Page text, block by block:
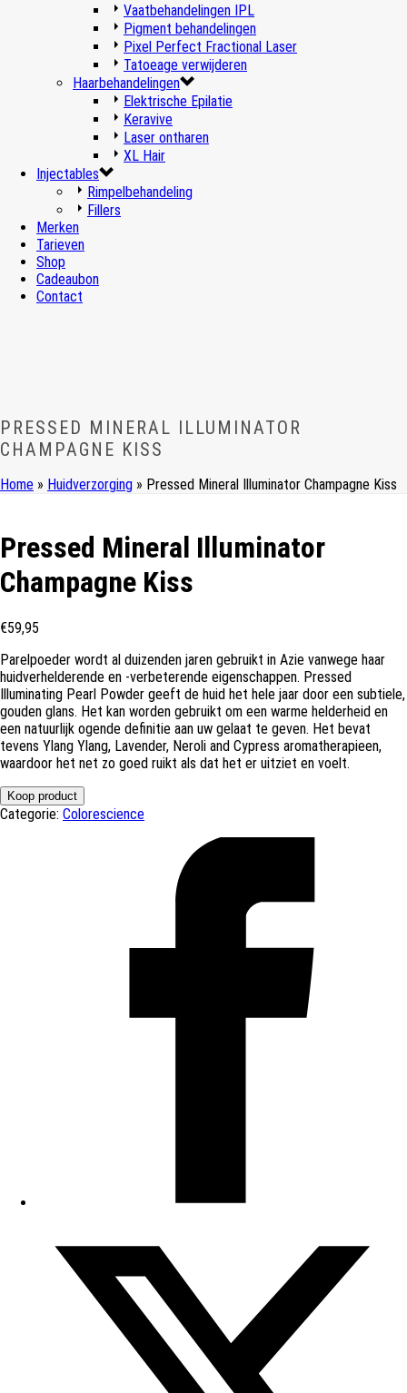
Vaatbehandelingen IPL
Pigment behandelingen
Pixel Perfect Fractional Laser
Tatoeage verwijderen
Haarbehandelingen
Elektrische Epilatie
Keravive
Laser ontharen
XL Hair
Injectables
Rimpelbehandeling
Fillers
Merken
Tarieven
Shop
Cadeaubon
Contact
PRESSED MINERAL ILLUMINATOR
CHAMPAGNE KISS
Home » Huidverzorging » Pressed Mineral Illuminator Champagne Kiss
Pressed Mineral Illuminator
Champagne Kiss
€59,95
Parelpoeder wordt al duizenden jaren gebruikt in Azie vanwege haar
huidverhelderende en -verbeterende eigenschappen. Pressed
Illuminating Pearl Powder geeft de huid het hele jaar door een subtiele,
gouden glans. Het kan worden gebruikt om een warme helderheid en
een natuurlijk ogende definitie aan uw gelaat te geven. Het bevat
tevens Ylang Ylang, Lavender, Neroli and Cypress aromatherapieen,
waardoor het net zo goed ruikt als dat het er uitziet en voelt.
Koop product
Categorie: Colorescience